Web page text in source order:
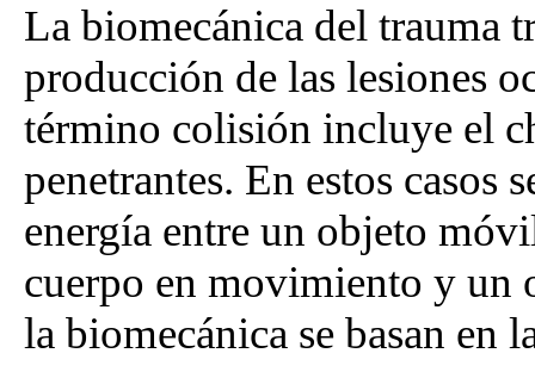
La biomecánica del trauma
producción de las lesiones
término colisión incluye el
penetrantes. En estos casos
energía entre un objeto
cuerpo en movimiento y
la biomecánica se basan en